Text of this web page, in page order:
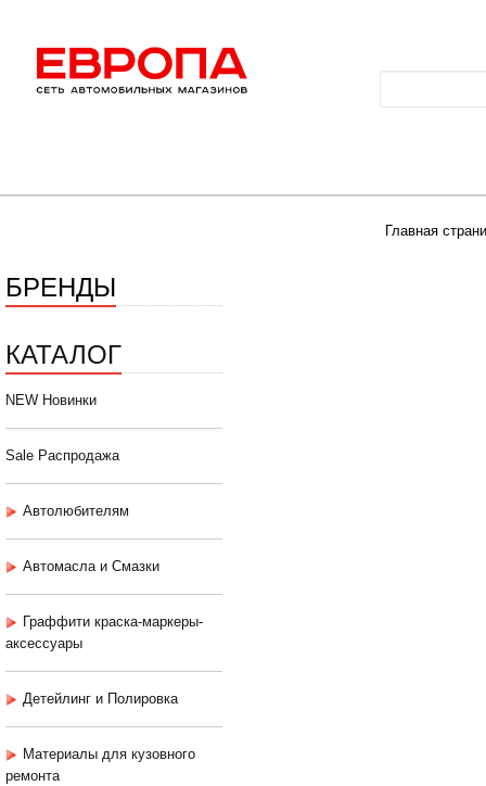
Главная
БРЕНДЫ
КАТАЛОГ
NEW Новинки
Sale Распродажа
Автолюбителям
Автомасла и Смазки
Граффити краска-маркеры-
аксессуары
Детейлинг и Полировка
Материалы для кузовного
ремонта